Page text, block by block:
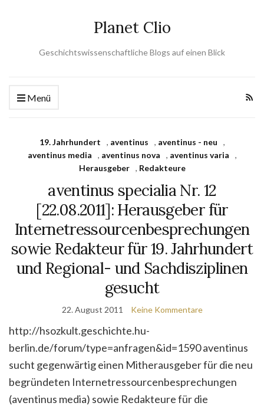
Planet Clio
Geschichtswissenschaftliche Blogs auf einen Blick
Menü
19. Jahrhundert , aventinus , aventinus - neu
,
aventinus media
, aventinus nova , aventinus varia
,
Herausgeber
, Redakteure
aventinus specialia Nr. 12
[22.08.2011]: Herausgeber für
Internetressourcenbesprechungen
sowie Redakteur für 19. Jahrhundert
und Regional- und Sachdisziplinen
gesucht
22. August 2011 Keine Kommentare
http://hsozkult.geschichte.hu-
berlin.de/forum/type=anfragen&id=1590 aventinus
sucht gegenwärtig einen Mitherausgeber für die neu
begründeten Internetressourcenbesprechungen
(aventinus media) sowie Redakteure für die